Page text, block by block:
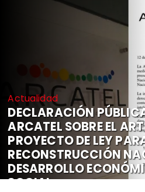
Actualidad
DECLARACIÓN
ARCATEL SOBRE EL
PROYECTO DE LEY
RECONSTRUCCIÓN
DESARROLLO
SOCIAL